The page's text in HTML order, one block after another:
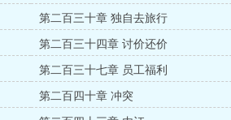
第二百三十章 独自去旅行
第二百三十四章 讨价还价
第二百三十七章 员工福利
第二百四十章 冲突